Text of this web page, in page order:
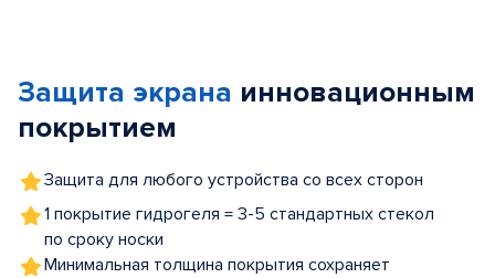
5
Защита экрана инновационным
покрытием
Защита для любого устройства со всех сторон
1 покрытие гидрогеля = 3-5 стандартных стекол
по сроку носки
Минимальная толщина покрытия сохраняет